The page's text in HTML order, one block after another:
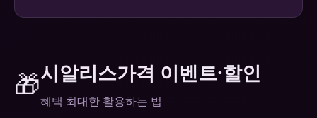
🎁시알리스가격 이벤트·할인
혜택 최대한 활용하는 법